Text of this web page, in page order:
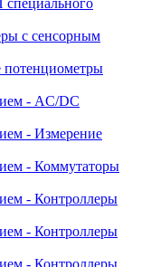
с сенсорным
- AC/DC
- Измерение
- Коммутаторы
- Контроллеры
- Контроллеры
- Контроллеры